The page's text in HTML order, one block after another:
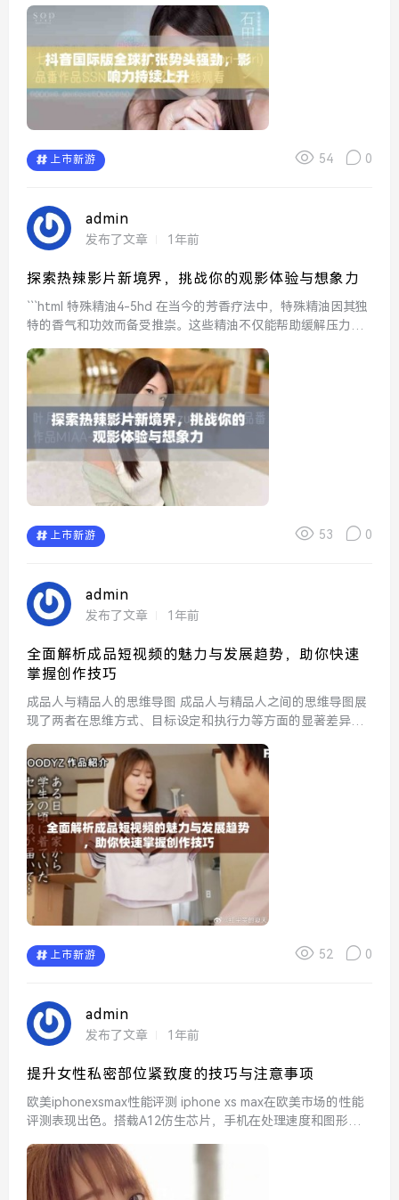
众的口味，从经典剧到热门新剧应有尽有。无论是家庭剧...
上市新游 54 0
admin
发布了文章 1年前
探索热辣影片新境界，挑战你的观影体验与想象力
```html 特殊精油4-5hd 在当今的芳香疗法中，特殊精油因其独
特的香气和功效而备受推崇。这些精油不仅能帮助缓解压力，
兰依兰，它们都有各自独特的治疗...
上市新游 53 0
admin
发布了文章 1年前
全面解析成品短视频的魅力与发展趋势，助你快速
掌握创作技巧
成品人与精品人的思维导图 成品人与精品人之间的思维导图展
现了两者在思维方式、目标设定和执行力等方面的显著差异。
美。通过思维导图，我们可以清晰地看到这两种思维模式如...
上市新游 52 0
admin
发布了文章 1年前
提升女性私密部位紧致度的技巧与注意事项
欧美iphonexsmax性能评测 iphone xs max在欧美市场的性能
评测表现出色。搭载A12仿生芯片，手机在处理速度和图形表
作和高效的多任务处理，即使...